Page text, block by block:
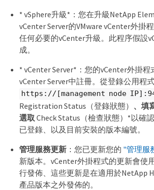
* vSphere升級*：您在升級NetApp
vCenter Server的VMware vCenter外掛
任何必要的vCenter升級。此程序假設
成。
* vCenter Server*：您的vCenter外掛程
vCenter Server中註冊。從登錄公用程
https://[management node
Registration Status（登錄狀態） 、填
選取 Check Status（檢查狀態）*以確
已登錄、以及目前安裝的版本編號。
管理服務更新：您已更新您的 "管理服
新版本。vCenter外掛程式的更新會使
行發佈、這些更新是在適用於NetApp
產品版本之外發佈的。